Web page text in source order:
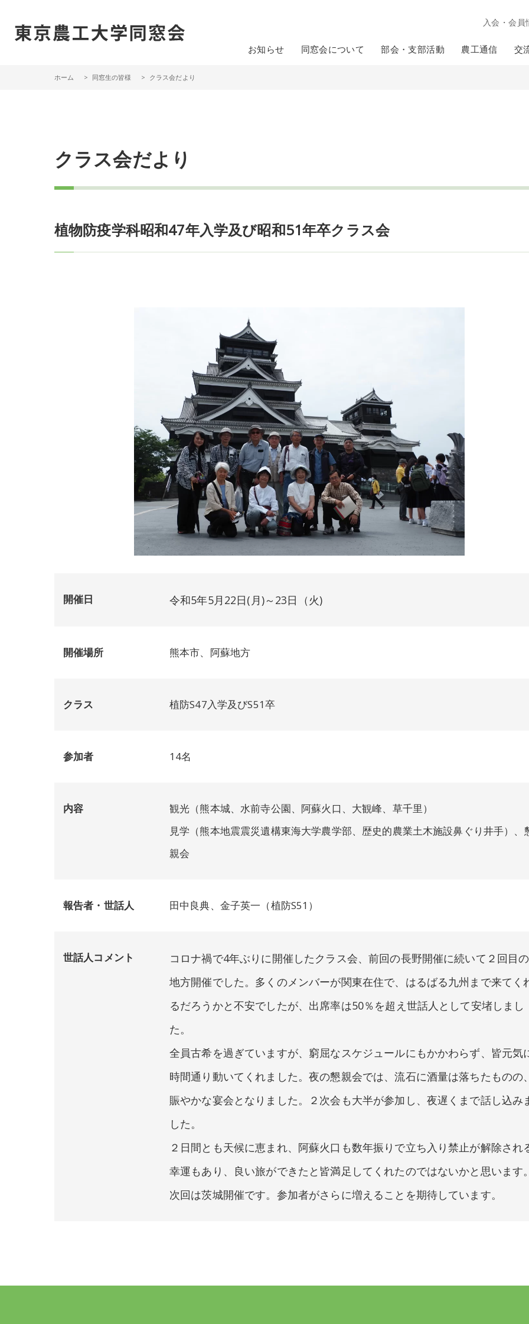
入会・会員
お知らせ 同窓会について 部会・支部活動 農工通信 交
ホーム 同窓生の皆様 クラス会だより
クラス会だより
植物防疫学科昭和47年入学及び昭和51年卒クラス会
開催日 令和5年5月22日(月)～23日（火)
開催場所 熊本市、阿蘇地方
クラス 植防S47入学及びS51卒
参加者 14名
内容
観光（熊本城、水前寺公園、阿蘇火口、大観峰、草千里）
見学（熊本地震震災遺構東海大学農学部、歴史的農業土木施設鼻ぐり井手）、
親会
報告者・世話人 田中良典、金子英一（植防S51）
世話人コメント
コロナ禍で4年ぶりに開催したクラス会、前回の長野開催に続いて２回目の
地方開催でした。多くのメンバーが関東在住で、はるばる九州まで来てく
るだろうかと不安でしたが、出席率は50％を超え世話人として安堵しまし
た。
全員古希を過ぎていますが、窮屈なスケジュールにもかかわらず、皆元気
時間通り動いてくれました。夜の懇親会では、流石に酒量は落ちたものの、
賑やかな宴会となりました。２次会も大半が参加し、夜遅くまで話し込み
した。
２日間とも天候に恵まれ、阿蘇火口も数年振りで立ち入り禁止が解除され
幸運もあり、良い旅ができたと皆満足してくれたのではないかと思います。
次回は茨城開催です。参加者がさらに増えることを期待しています。